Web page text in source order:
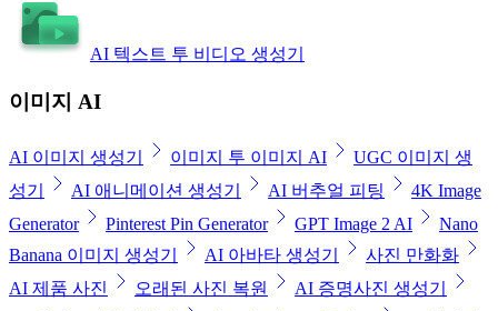
AI 텍스트 투 비디오 생성기
이미지 AI
AI 이미지 생성기 이미지 투 이미지 AI
UGC 이미지 생
성기
AI 애니메이션 생성기 AI 버추얼 피팅
4K Image
Generator
Pinterest Pin Generator GPT Image 2 AI
Nano
Banana 이미지 생성기
AI 아바타 생성기
사진 만화화
AI 제품 사진
오래된 사진 복원
AI 증명사진 생성기